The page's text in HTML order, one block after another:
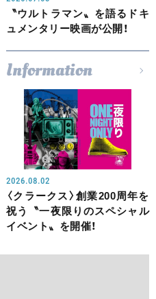
〝ウルトラマン〟を語るドキ
ュメンタリー映画が公開！
Information
2026.08.02
〈クラークス〉創業200周年を
祝う〝一夜限りのスペシャル
イベント〟を開催！